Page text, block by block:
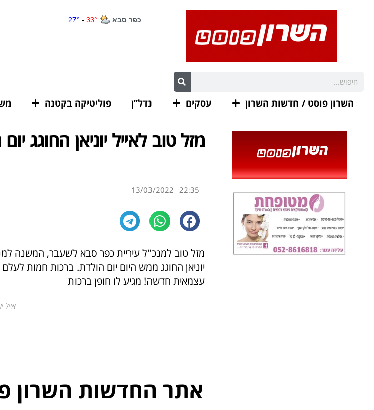
השרון פוסט / חדשות השרון עסקים נדל”ן פוליטיקה בקטנה
מזל טוב לאייל יוניאן החוגג
22:35
13/03/2022
מזל טוב למנכ"ל עיריית כפר סבא לשעבר, המשנה
יוניאן החוגג ממש היום יום הולדת. ברכות חמות
עצמאית חדשה! מגיע לו חופן ברכות
אייל
אתר החדשות השרון